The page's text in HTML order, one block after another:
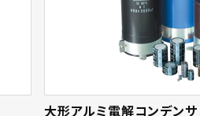
大形アルミ電解コンデンサ